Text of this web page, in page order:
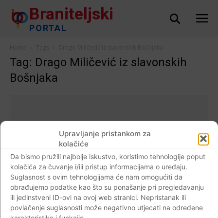
Upravljanje pristankom za
kolačiće
Da bismo pružili najbolje iskustvo, koristimo tehnologije poput
kolačića za čuvanje i/ili pristup informacijama o uređaju.
Suglasnost s ovim tehnologijama će nam omogućiti da
obrađujemo podatke kao što su ponašanje pri pregledavanju
ili jedinstveni ID-ovi na ovoj web stranici. Nepristanak ili
povlačenje suglasnosti može negativno utjecati na određene
Braniteljski
PORTAL
Tag: Drago Miličević iz slavonskih
Bošnjaka
Dijaspora